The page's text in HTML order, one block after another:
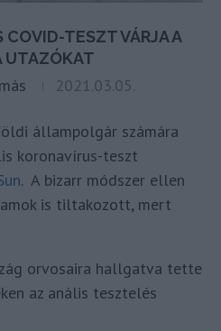
TESZT VÁRJA A
UTAZÓKAT
2021.03.05.
állampolgár számára
koronavírus-teszt
. A bizarr módszer ellen
is tiltakozott, mert
orvosaira hallgatva tette
az anális tesztelés